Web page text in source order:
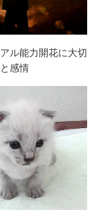
ル能力開花に大切
感情